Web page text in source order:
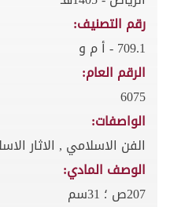
رقم التصنيف:
709.1 - أ م و
الرقم العام:
6075
الواصفات:
الفن الاسلامي , الاثار
الوصف المادي:
207ص ؛ 31سم